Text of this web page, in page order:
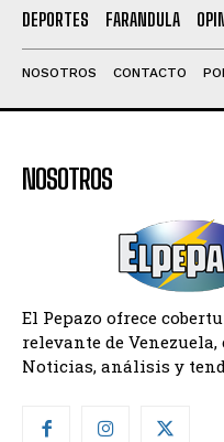
DEPORTES
FARANDULA
NOSOTROS CONTACTO
NOSOTROS
El Pepazo ofrece
relevante de
Noticias, análisis y